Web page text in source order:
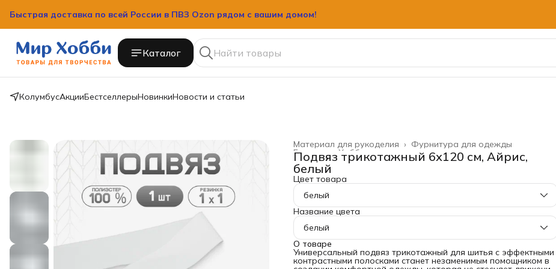
Каталог
КолумбусАкцииБестселлерыНовинкиНовости и статьи
Фурнитура для одежды
Материал для рукоделия ›
Хобби и творчество ›
Главная ›
Подвяз трикотажный 6х120 см, Айрис,
белый
Цвет товара
белый
Название цвета
белый
О товаре
Универсальный подвяз трикотажный для шитья с эффектными
контрастными полосками станет незаменимым помощником в